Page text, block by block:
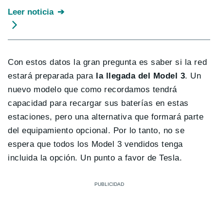
Leer noticia
Con estos datos la gran pregunta es saber si la red
estará preparada para la llegada del Model 3. Un
nuevo modelo que como recordamos tendrá
capacidad para recargar sus baterías en estas
estaciones, pero una alternativa que formará parte
del equipamiento opcional. Por lo tanto, no se
espera que todos los Model 3 vendidos tenga
incluida la opción. Un punto a favor de Tesla.